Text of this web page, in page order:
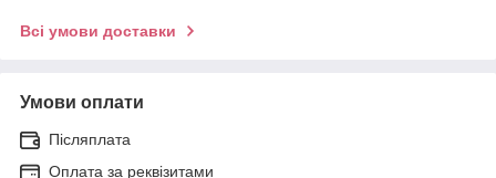
Всі умови доставки
Умови оплати
Післяплата
Оплата за реквізитами